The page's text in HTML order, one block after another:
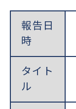
報告日
時
タイト
ル